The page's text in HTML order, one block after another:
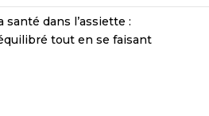
santé dans l’assiette :
tout en se faisant